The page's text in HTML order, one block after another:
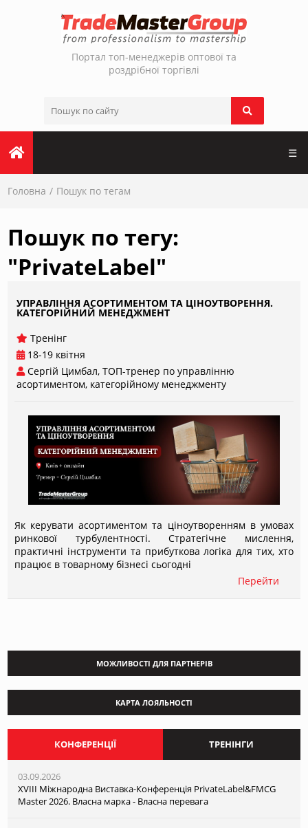
Портал топ-менеджерів оптової та
роздрібної торгівлі
☰
Головна Пошук по тегам
Пошук по тегу:
"PrivateLabel"
УПРАВЛІННЯ АСОРТИМЕНТОМ ТА ЦІНОУТВОРЕННЯ.
КАТЕГОРІЙНИЙ МЕНЕДЖМЕНТ
Тренінг
18-19 квітня
Сергій Цимбал, ТОП-тренер по управлінню
асортиментом, категорійному менеджменту
Як керувати асортиментом та ціноутворенням в умовах
ринкової турбулентності. Стратегічне мислення,
практичні інструменти та прибуткова логіка для тих, хто
працює в товарному бізнесі сьогодні
Перейти
МОЖЛИВОСТІ ДЛЯ ПАРТНЕРІВ
КАРТА ЛОЯЛЬНОСТІ
КОНФЕРЕНЦІЇ ТРЕНІНГИ
03.09.2026
XVІІI Міжнародна Виставка-Конференція PrivateLabel&FMCG
Master 2026. Власна марка - Власна перевага